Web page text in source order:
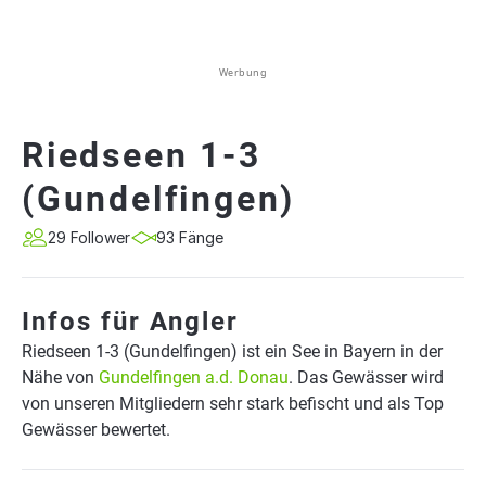
Werbung
Riedseen 1-3
(Gundelfingen)
29 Follower 93 Fänge
Infos für Angler
Riedseen 1-3 (Gundelfingen) ist ein See in Bayern in der
Nähe von Gundelfingen a.d. Donau. Das Gewässer wird
von unseren Mitgliedern sehr stark befischt und als Top
Gewässer bewertet.